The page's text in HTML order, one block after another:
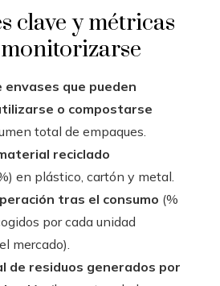
clave y métricas
que pueden
o compostarse
total de empaques.
reciclado
en plástico, cartón y metal.
tras el consumo (%
por cada unidad
mercado).
de residuos generados por